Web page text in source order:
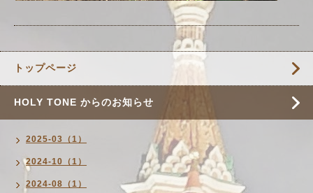
トップページ
HOLY TONE からのお知らせ
2025-03（1）
2024-10（1）
2024-08（1）